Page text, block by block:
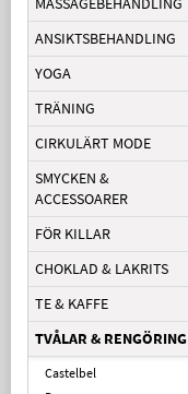
ANSIKTSBEHANDLING
YOGA
TRÄNING
CIRKULÄRT MODE
SMYCKEN &
ACCESSOARER
FÖR KILLAR
CHOKLAD & LAKRITS
TE & KAFFE
TVÅLAR & RENGÖRING
Castelbel